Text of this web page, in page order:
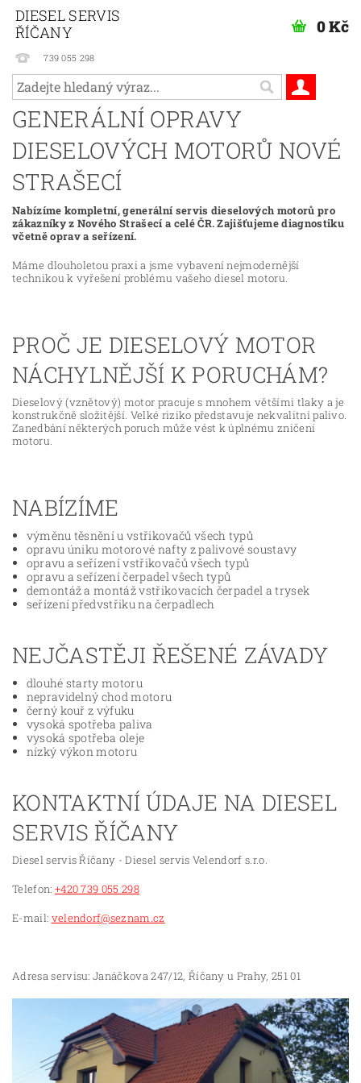
DIESEL SERVIS
ŘÍČANY
739 055 298
0 Kč
GENERÁLNÍ OPRAVY
DIESELOVÝCH MOTORŮ NOVÉ
STRAŠECÍ
Nabízíme kompletní, generální servis dieselových motorů pro
zákazníky z Nového Strašecí a celé ČR. Zajišťujeme diagnostiku
včetně oprav a seřízení.
Máme dlouholetou praxi a jsme vybavení nejmodernější
technikou k vyřešení problému vašeho diesel motoru.
PROČ JE DIESELOVÝ MOTOR
NÁCHYLNĚJŠÍ K PORUCHÁM?
Dieselový (vznětový) motor pracuje s mnohem většími tlaky a je
konstrukčně složitější. Velké riziko představuje nekvalitní palivo.
Zanedbání některých poruch může vést k úplnému zničení
motoru.
NABÍZÍME
výměnu těsnění u vstřikovačů všech typů
opravu úniku motorové nafty z palivové soustavy
opravu a seřízení vstřikovačů všech typů
opravu a seřízení čerpadel všech typů
demontáž a montáž vstřikovacích čerpadel a trysek
seřízení předvstřiku na čerpadlech
NEJČASTĚJI ŘEŠENÉ ZÁVADY
dlouhé starty motoru
nepravidelný chod motoru
černý kouř z výfuku
vysoká spotřeba paliva
vysoká spotřeba oleje
nízký výkon motoru
KONTAKTNÍ ÚDAJE NA DIESEL
SERVIS ŘÍČANY
Diesel servis Říčany - Diesel servis Velendorf s.r.o.
Telefon: +420 739 055 298
E-mail: velendorf@seznam.cz
Adresa servisu: Janáčkova 247/12, Říčany u Prahy, 251 01